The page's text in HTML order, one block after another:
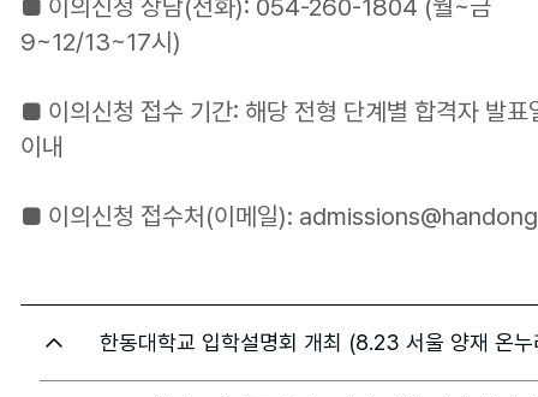
■ 이의신청 상담(전화): 054-260-1804 (월~금
9~12/13~17시)
■ 이의신청 접수 기간: 해당 전형 단계별 합격자 발표
이내
■ 이의신청 접수처(이메일):
한동대학교 입학설명회 개최 (8.23 서울 양재 온누